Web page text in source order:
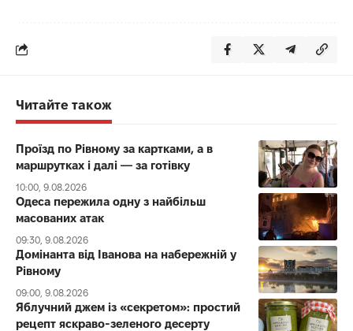
Читайте також
Проїзд по Рівному за картками, а в
маршрутках і далі — за готівку
10:00, 9.08.2026
Одеса пережила одну з найбільш
масованих атак
09:30, 9.08.2026
Домінанта від Іванова на набережній у
Рівному
09:00, 9.08.2026
Яблучний джем із «секретом»: простий
рецепт яскраво-зеленого десерту